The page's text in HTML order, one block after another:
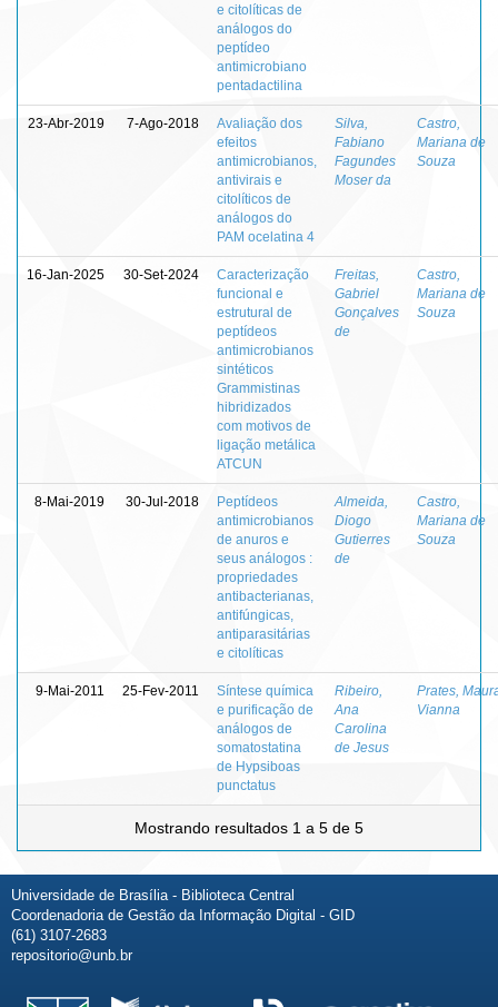
e citolíticas de
análogos do
peptídeo
antimicrobiano
pentadactilina
23-Abr-2019 7-Ago-2018
Avaliação dos
efeitos
antimicrobianos,
antivirais e
citolíticos de
análogos do
PAM ocelatina 4
Silva,
Fabiano
Fagundes
Moser da
Castro,
Mariana de
Souza
16-Jan-2025 30-Set-2024
Caracterização
funcional e
estrutural de
peptídeos
antimicrobianos
sintéticos
Grammistinas
hibridizados
com motivos de
ligação metálica
ATCUN
Freitas,
Gabriel
Gonçalves
de
Castro,
Mariana de
Souza
8-Mai-2019 30-Jul-2018
Peptídeos
antimicrobianos
de anuros e
seus análogos :
propriedades
antibacterianas,
antifúngicas,
antiparasitárias
e citolíticas
Almeida,
Diogo
Gutierres
de
Castro,
Mariana de
Souza
9-Mai-2011 25-Fev-2011
Síntese química
e purificação de
análogos de
somatostatina
de Hypsiboas
punctatus
Ribeiro,
Ana
Carolina
de Jesus
Prates,
Vianna
Mostrando resultados 1 a 5 de 5
Universidade de Brasília - Biblioteca Central
Coordenadoria de Gestão da Informação Digital - GID
(61) 3107-2683
repositorio@unb.br